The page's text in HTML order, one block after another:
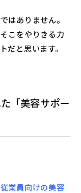
はありません。
こをやりきる力
だと思います。
「美容サポー
業員向けの美容